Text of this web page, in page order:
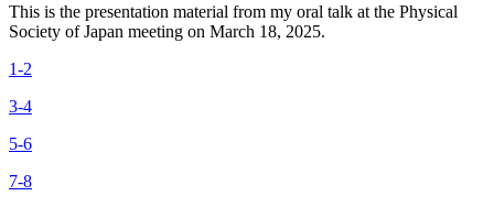
This is the presentation material from my oral talk at the Physical
Society of Japan meeting on March 18, 2025.
1-2
3-4
5-6
7-8